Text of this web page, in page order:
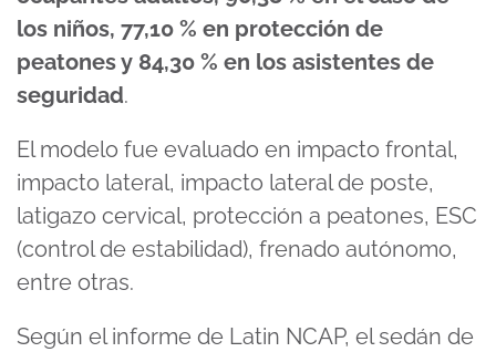
los niños, 77,10 % en protección de
peatones y 84,30 % en los asistentes de
seguridad.
El modelo fue evaluado en impacto frontal,
impacto lateral, impacto lateral de poste,
latigazo cervical, protección a peatones, ESC
(control de estabilidad), frenado autónomo,
entre otras.
Según el informe de Latin NCAP, el sedán de